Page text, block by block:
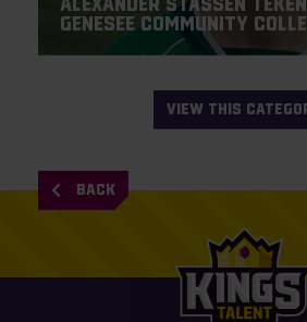
Genesee Community
VIEW THIS
BACK